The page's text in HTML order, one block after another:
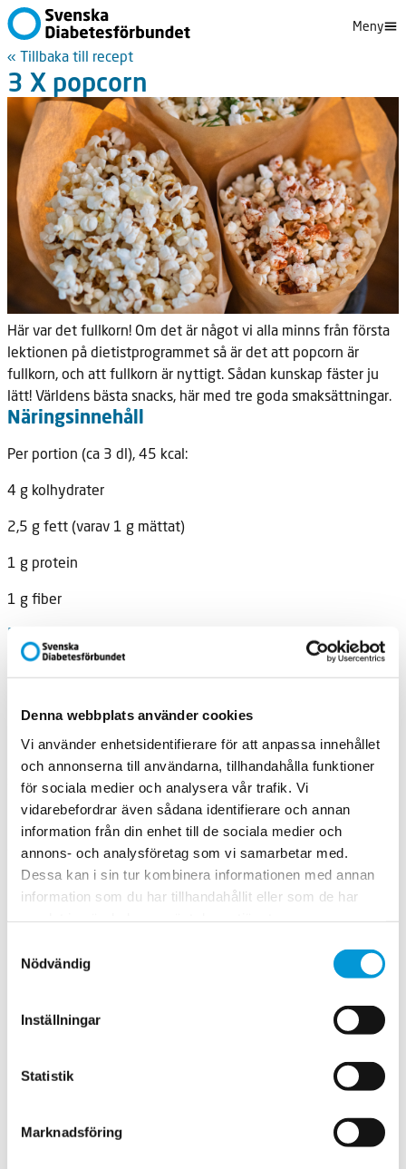
Denna webbplats använder cookies
Vi använder enhetsidentifierare för att anpassa innehållet
och annonserna till användarna, tillhandahålla funktioner
för sociala medier och analysera vår trafik. Vi
vidarebefordrar även sådana identifierare och annan
information från din enhet till de sociala medier och
annons- och analysföretag som vi samarbetar med.
Dessa kan i sin tur kombinera informationen med annan
information som du har tillhandahållit eller som de har
Nödvändig
Inställningar
Statistik
Marknadsföring
Meny
« Tillbaka till recept
Näringsinnehåll
Per portion (ca 3 dl), 45 kcal:
4 g kolhydrater
2,5 g fett (varav 1 g mättat)
1 g protein
1 g fiber
Ingredienser (4 port)
1 dl popcorn
2 msk olivolja
salt
+ önskad smaksättning
Smaksättning:
Kardemumma
1 tsk malen kardemumma
Dill och citron:
2 msk torkad dill
1/2 tsk paprikapulver
3 X popcorn
Här var det fullkorn! Om det är något vi alla minns från första
lektionen på dietistprogrammet så är det att popcorn är
fullkorn, och att fullkorn är nyttigt. Sådan kunskap fäster ju
lätt! Världens bästa snacks, här med tre goda smaksättningar.